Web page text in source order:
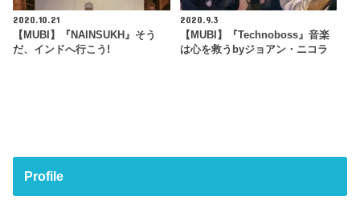
2020.10.21
【MUBI】『NAINSUKH』そう
だ、インドへ行こう!
2020.9.3
【MUBI】『Technoboss』音楽
は心を救うbyジョアン・ニコラ
Profile